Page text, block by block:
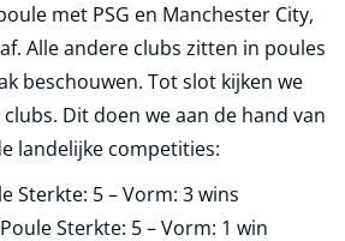
met PSG en Manchester City,
Alle andere clubs zitten in poules
beschouwen. Tot slot kijken we
Dit doen we aan de hand van
landelijke competities:
Sterkte: 5 – Vorm: 3 wins
Sterkte: 5 – Vorm: 1 win